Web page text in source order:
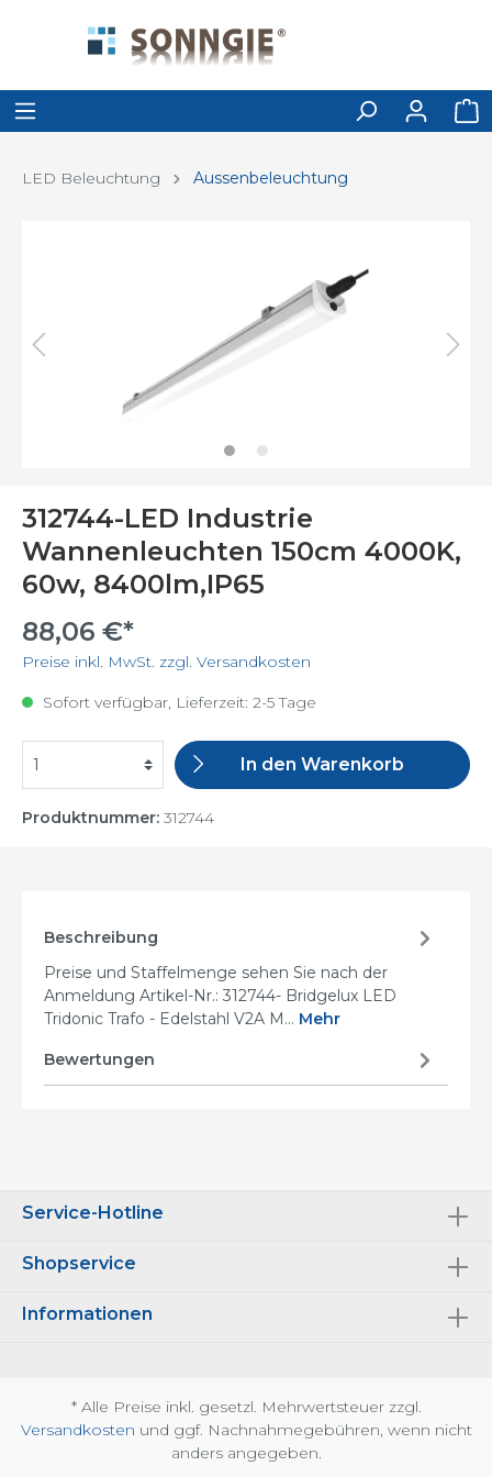
LED Beleuchtung Aussenbeleuchtung
312744-LED Industrie
Wannenleuchten 150cm 4000K,
60w, 8400lm,IP65
88,06 €*
Preise inkl. MwSt. zzgl. Versandkosten
Sofort verfügbar, Lieferzeit: 2-5 Tage
In den Warenkorb
Produktnummer: 312744
Beschreibung
Preise und Staffelmenge sehen Sie nach der
Anmeldung Artikel-Nr.: 312744- Bridgelux LED
Tridonic Trafo - Edelstahl V2A M… Mehr
Bewertungen
Service-Hotline
Shopservice
Informationen
* Alle Preise inkl. gesetzl. Mehrwertsteuer zzgl.
Versandkosten und ggf. Nachnahmegebühren, wenn nicht
anders angegeben.